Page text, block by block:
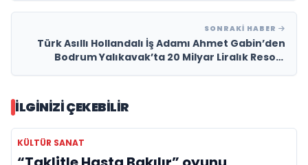
SONRAKI HABER
Türk Asıllı Hollandalı İş Adamı Ahmet Gabin’den
Bodrum Yalıkavak’ta 20 Milyar Liralık Resort
İLGINIZI ÇEKEBILIR
KÜLTÜR SANAT